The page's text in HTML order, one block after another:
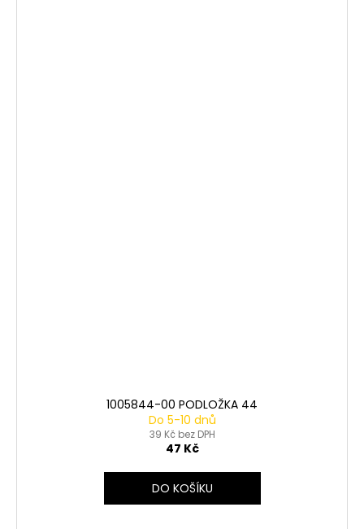
1005844-00 PODLOŽKA 44
Do 5-10 dnů
39 Kč bez DPH
47 Kč
DO KOŠÍKU